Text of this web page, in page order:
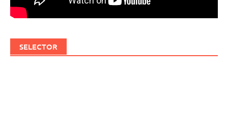
SELECTOR